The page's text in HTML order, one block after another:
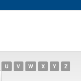
U V W X Y Z